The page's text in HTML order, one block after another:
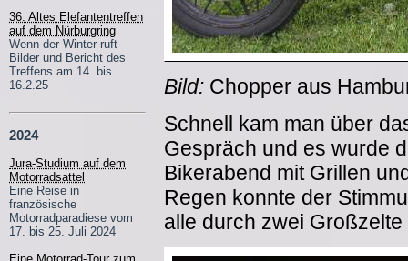
36. Altes Elefantentreffen
auf dem Nürburgring
Wenn der Winter ruft -
Bilder und Bericht des
Treffens am 14. bis
16.2.25
2024
Jura-Studium auf dem
Motorradsattel
Eine Reise in
französische
Motorradparadiese vom
17. bis 25. Juli 2024
Bild: Chopper aus
Schnell kam man über
Gespräch und es wurde
Bikerabend mit Grillen
Regen konnte der
alle durch zwei